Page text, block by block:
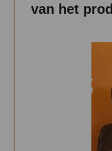
van het